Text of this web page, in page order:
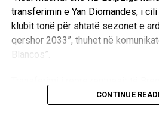
transferimin e Yan Diomandes, i
klubit tonë për shtatë sezonet e
qershor 2033”, thuhet në
Blancos”.
nga temat më të përfolura të
evropiane. Megjithatë, gara u fitua
CONTINUE